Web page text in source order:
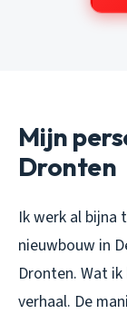
Mijn
Dronten
Ik werk al bijna
nieuwbouw in
Dronten. Wat
verhaal. De